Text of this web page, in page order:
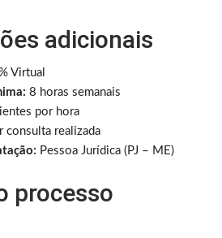
adicionais
Virtual
8 horas semanais
por hora
consulta realizada
Pessoa Jurídica (PJ – ME)
processo